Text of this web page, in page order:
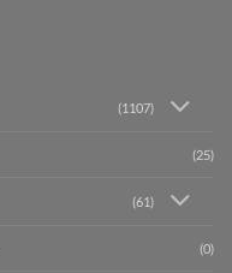
(1107)
(25)
(61)
(0)